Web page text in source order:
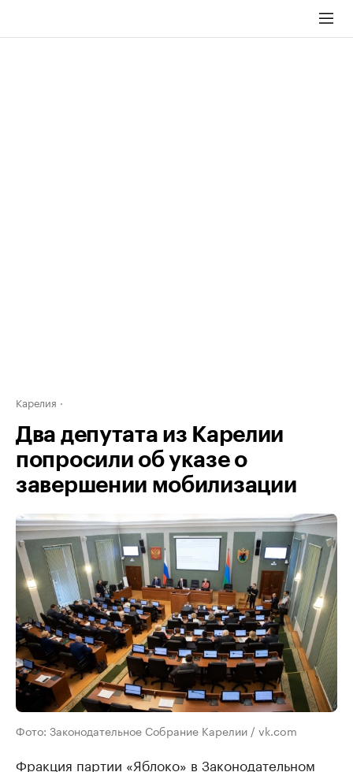
Карелия
Два депутата из Карелии
попросили об указе о
завершении мобилизации
Фото: Законодательное Собрание Карелии / vk.com
Фракция партии «Яблоко» в Законодательном